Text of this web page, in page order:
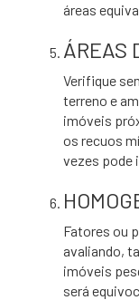
áreas
ÁREAS
Verifique
terreno e
imóveis
os recuos
vezes pode
Fatores ou
avaliando,
imóveis
será